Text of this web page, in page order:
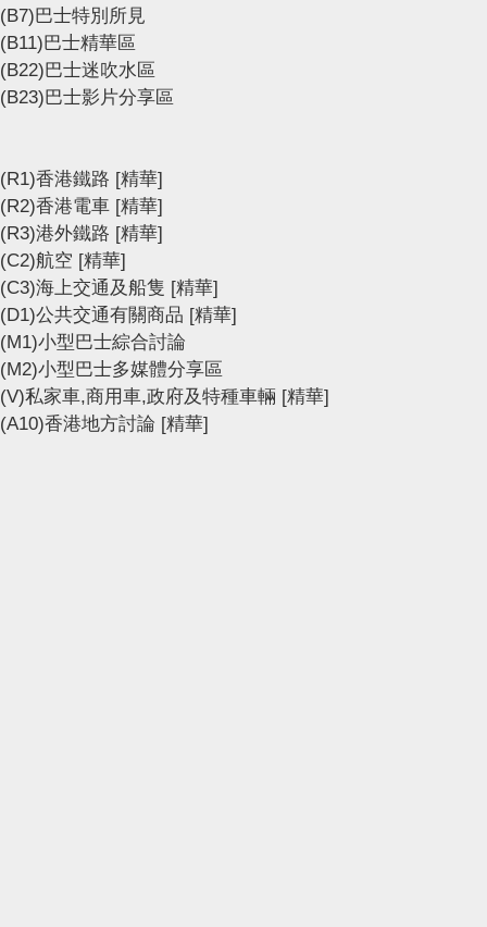
(B7)巴士特別所見
(B11)巴士精華區
(B22)巴士迷吹水區
(B23)巴士影片分享區
(R1)香港鐵路 [精華]
(R2)香港電車 [精華]
(R3)港外鐵路 [精華]
(C2)航空 [精華]
(C3)海上交通及船隻 [精華]
(D1)公共交通有關商品 [精華]
(M1)小型巴士綜合討論
(M2)小型巴士多媒體分享區
(V)私家車,商用車,政府及特種車輛 [精華]
(A10)香港地方討論 [精華]